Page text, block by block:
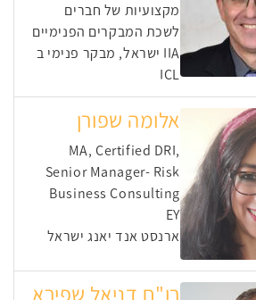
מקצועיות של חברים
לשכת המבקרים הפנימיים
IIA ישראל, מבקר פנימי ב
ICL
אלומה שפורן
MA, Certified DRI,
Senior Manager- Risk
Business Consulting
EY
ארנסט אנד יאנג ישראל
רו"ח דניאל שפירא